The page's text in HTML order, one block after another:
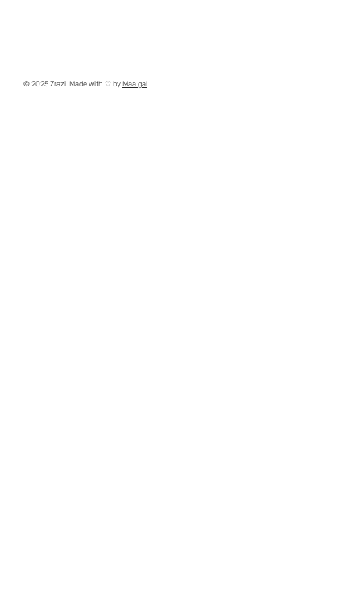
© 2025 Zrazi. Made with ♡ byMaa.gal